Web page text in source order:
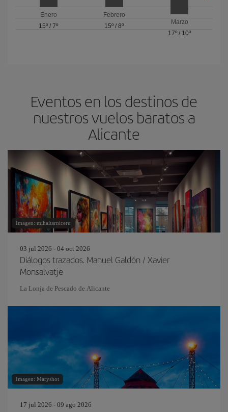
Enero
15º /7º
Febrero
15º / 8º
Marzo
17º / 10º
Eventos en los destinos de
nuestros vuelos baratos a
Alicante
Imagen: mihaitarniceru
03 jul 2026 - 04 oct 2026
Diálogos trazados. Manuel Galdón / Xavier
Monsalvatje
La Lonja de Pescado de Alicante
Imagen: Maryshot
17 jul 2026 - 09 ago 2026